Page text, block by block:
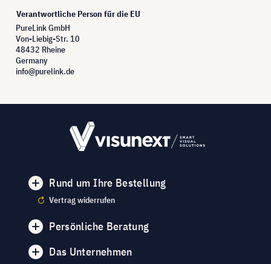
Verantwortliche Person für die EU
PureLink GmbH
Von-Liebig-Str. 10
48432 Rheine
Germany
info@purelink.de
Rund um Ihre Bestellung
Vertrag widerrufen
Persönliche Beratung
Das Unternehmen